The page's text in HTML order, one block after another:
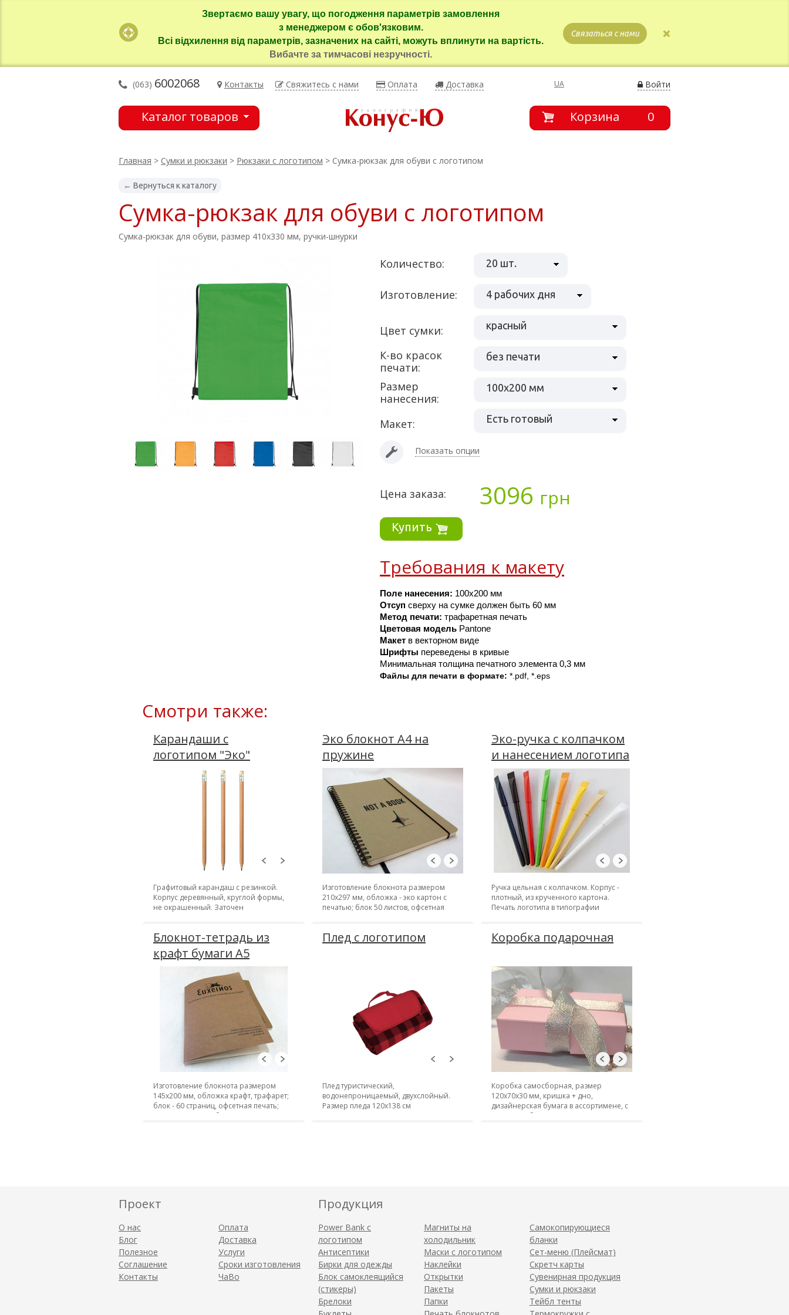
Звертаємо вашу увагу, що погодження параметрів замовлення
з менеджером є обов'язковим.
Всі відхилення від параметрів, зазначених на сайті, можуть вплинути на вартість.
Вибачте за тимчасові незручності.
Связаться с нами
(063) 6002068 Контакты Свяжитесь с нами Оплата Доставка UA Войти
Каталог товаров Корзина 0
Главная > Сумки и рюкзаки > Рюкзаки с логотипом > Сумка-рюкзак для обуви с логотипом
← Вернуться к каталогу
Сумка-рюкзак для обуви с логотипом
Сумка-рюкзак для обуви, размер 410х330 мм, ручки-шнурки
Количество: 20 шт.
Изготовление: 4 рабочих дня
Цвет сумки: красный
К-во красок
печати:
без печати
Размер
нанесения:
100х200 мм
Макет: Есть готовый
Показать опции
Цена заказа: 3096 грн
Купить
Требования к макету
Поле нанесения: 100х200 мм
Отсуп сверху на сумке должен быть 60 мм
Метод печати: трафаретная печать
Цветовая модель Pantone
Макет в векторном виде
Шрифты переведены в кривые
Минимальная толщина печатного элемента 0,3 мм
Файлы для печати в формате: *.pdf, *.eps
Смотри также:
Карандаши с
логотипом "Эко"
Графитовый карандаш с резинкой.
Корпус деревянный, круглой формы,
не окрашенный. Заточен
Эко блокнот А4 на
пружине
Изготовление блокнота размером
210х297 мм, обложка - эко картон с
печатью; блок 50 листов, офсетная
Эко-ручка с колпачком
и нанесением логотипа
Ручка цельная с колпачком. Корпус -
плотный, из крученного картона.
Печать логотипа в типографии
Блокнот-тетрадь из
крафт бумаги А5
Изготовление блокнота размером
145х200 мм, обложка крафт, трафарет;
блок - 60 страниц, офсетная печать;
крепление - 2 скобы
Плед с логотипом
Плед туристический,
водонепроницаемый, двухслойный.
Размер пледа 120х138 см
Коробка подарочная
Коробка самосборная, размер
120х70х30 мм, кришка + дно,
дизайнерская бумага в ассортимене, с
печатью и без, высечка
Проект
О нас
Блог
Полезное
Соглашение
Контакты
Оплата
Доставка
Услуги
Сроки изготовления
ЧаВо
Продукция
Power Bank с
логотипом
Антисептики
Бирки для одежды
Блок самоклеящийся
(стикеры)
Брелоки
Магниты на
холодильник
Маски с логотипом
Наклейки
Открытки
Пакеты
Папки
Самокопирующиеся
бланки
Сет-меню (Плейсмат)
Скретч карты
Сувенирная продукция
Сумки и рюкзаки
Тейбл тенты